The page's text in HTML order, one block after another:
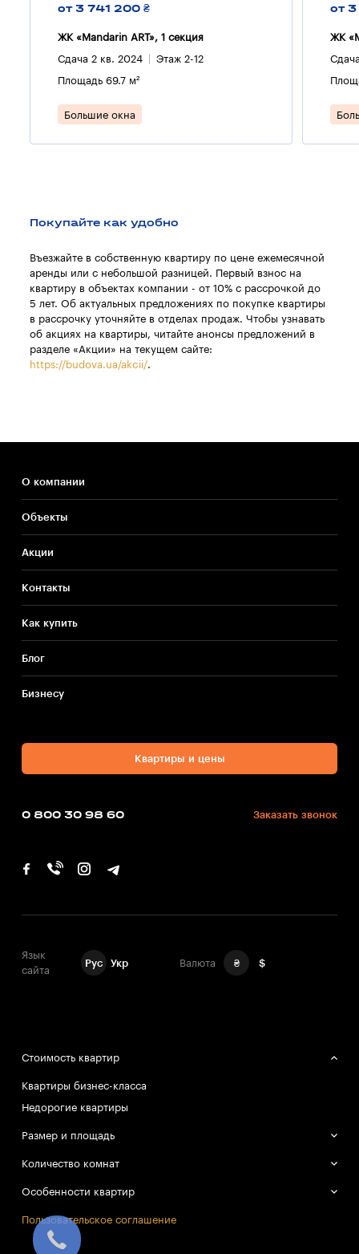
от 3 741 200 ₴
ЖК «Mandarin ART», 1 секция
Сдача 2 кв. 2024 Этаж 2-12
Площадь 69.7 м²
Большие окна
от
ЖК
Покупайте как удобно
Въезжайте в собственную квартиру по цене ежемесячной
аренды или с небольшой разницей. Первый взнос на
квартиру в объектах компании - от 10% с рассрочкой до
5 лет. Об актуальных предложениях по покупке квартиры
в рассрочку уточняйте в отделах продаж. Чтобы узнавать
об акциях на квартиры, читайте анонсы предложений в
разделе «Акции» на текущем сайте:
https://budova.ua/akcii/.
О компании
Объекты
Акции
Контакты
Как купить
Блог
Бизнесу
Квартиры и цены
0 800 30 98 60 Заказать звонок
Язык
сайта
Рус Укр Валюта ₴ $
Стоимость квартир
Квартиры бизнес-класса
Недорогие квартиры
Размер и площадь
Большие квартиры
Маленькие квартиры
Количество комнат
Однокомнатные квартиры
Двухкомнатные квартиры
Трёхкомнатные квартиры
Особенности квартир
Смарт-квартиры
Пользовательское соглашение